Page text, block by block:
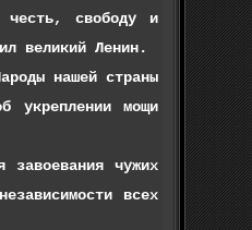
свободу и
великий Ленин.
нашей страны
укреплении мощи
чужих
всех